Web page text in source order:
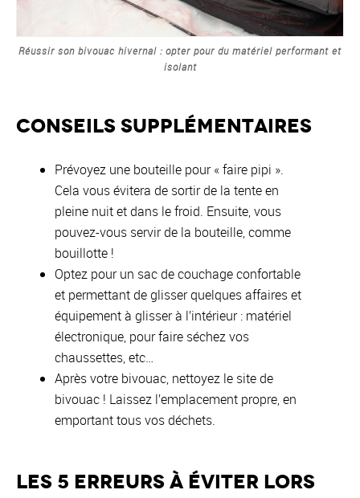
Réussir son bivouac hivernal : opter pour du matériel performant et
isolant
Conseils supplémentaires
Prévoyez une bouteille pour « faire pipi ».
Cela vous évitera de sortir de la tente en
pleine nuit et dans le froid. Ensuite, vous
pouvez-vous servir de la bouteille, comme
bouillotte !
Optez pour un sac de couchage confortable
et permettant de glisser quelques affaires et
équipement à glisser à l’intérieur : matériel
électronique, pour faire séchez vos
chaussettes, etc…
Après votre bivouac, nettoyez le site de
bivouac ! Laissez l’emplacement propre, en
emportant tous vos déchets.
Les 5 erreurs à éviter lors